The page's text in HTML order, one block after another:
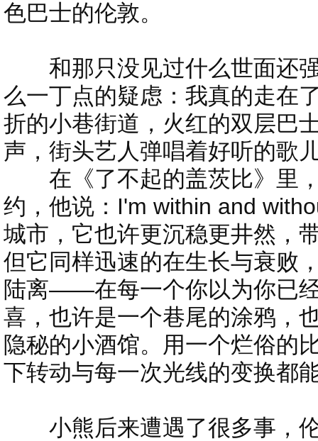
色巴士的伦敦。
和那只没见过什么世面还强
么一丁点的疑虑：我真的走在
折的小巷街道，火红的双层巴
声，街头艺人弹唱着好听的歌
在《了不起的盖茨比》里，
约，他说：I'm within and
城市，它也许更沉稳更井然，
但它同样迅速的在生长与衰败
陆离——在每一个你以为你已
喜，也许是一个巷尾的涂鸦，
隐秘的小酒馆。用一个烂俗的
下转动与每一次光线的变换都
小熊后来遭遇了很多事，伦